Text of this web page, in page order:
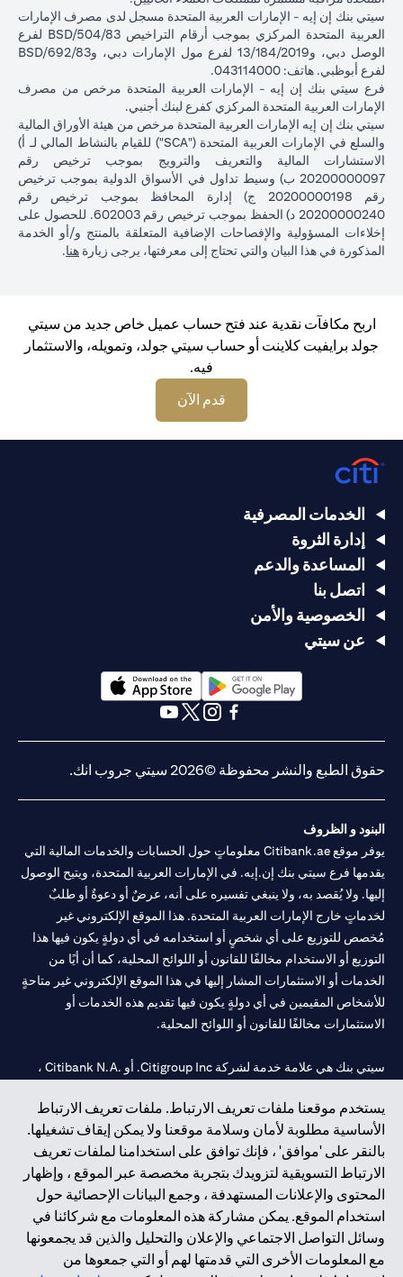
سيتي بنك إن إيه - الإمارات العربية المتحدة مسجل لدى مصرف الإمارات
العربية المتحدة المركزي بموجب أرقام التراخيص BSD/504/83 لفرع
الوصل دبي، و13/184/2019 لفرع مول الإمارات دبي، وBSD/692/83
لفرع أبوظبي. هاتف: 043114000.
فرع سيتي بنك إن إيه - الإمارات العربية المتحدة مرخص من مصرف
الإمارات العربية المتحدة المركزي كفرع لبنك أجنبي.
سيتي بنك إن إيه الإمارات العربية المتحدة مرخص من هيئة الأوراق المالية
والسلع في الإمارات العربية المتحدة ("SCA") للقيام بالنشاط المالي لـ أ)
الاستشارات المالية والتعريف والترويج بموجب ترخيص رقم
20200000097 ب) وسيط تداول في الأسواق الدولية بموجب ترخيص
رقم 20200000198 ج) إدارة المحافظ بموجب ترخيص رقم
20200000240 د) الحفظ بموجب ترخيص رقم 602003. للحصول على
إخلاءات المسؤولية والإفصاحات الإضافية المتعلقة بالمنتج و/أو الخدمة
المذكورة في هذا البيان والتي تحتاج إلى معرفتها، يرجى زيارة هنا.
اربح مكافآت نقدية عند فتح حساب عميل خاص جديد من سيتي
جولد برايفيت كلاينت أو حساب سيتي جولد، وتمويله، والاستثمار
فيه.
قدم الآن
يستخدم موقعنا ملفات تعريف الارتباط. ملفات تعريف الارتباط
الأساسية مطلوبة لأمان وسلامة موقعنا ولا يمكن إيقاف تشغيلها.
بالنقر على 'موافق' ، فإنك توافق على استخدامنا لملفات تعريف
الارتباط التسويقية لتزويدك بتجربة مخصصة عبر الموقع ، وإظهار
المحتوى والإعلانات المستهدفة ، وجمع البيانات الإحصائية حول
استخدام الموقع. يمكن مشاركة هذه المعلومات مع شركائنا في
وسائل التواصل الاجتماعي والإعلان والتحليل والذين قد يجمعونها
مع المعلومات الأخرى التي قدمتها لهم أو التي جمعوها من
الخدمات المصرفية
إدارة الثروة
المساعدة والدعم
اتصل بنا
الخصوصية والأمن
عن سيتي
opens in a new tab
opens in a new tab
حقوق الطبع والنشر محفوظة ©2026 سيتي جروب انك.
البنود و الظروف
يوفر موقع Citibank.ae معلوماتٍ حول الحسابات والخدمات المالية التي
يقدمها فرع سيتي بنك إن.إيه. في الإمارات العربية المتحدة، ويتيح الوصول
إليها. ولا يُقصد به، ولا ينبغي تفسيره على أنه، عرضٌ أو دعوةٌ أو طلبٌ
لخدماتٍ خارج الإمارات العربية المتحدة. هذا الموقع الإلكتروني غير
مُخصص للتوزيع على أي شخصٍ أو استخدامه في أي دولةٍ يكون فيها هذا
التوزيع أو الاستخدام مخالفًا للقانون أو اللوائح المحلية، كما أن أيًا من
الخدمات أو الاستثمارات المشار إليها في هذا الموقع الإلكتروني غير متاحةٍ
للأشخاص المقيمين في أي دولةٍ يكون فيها تقديم هذه الخدمات أو
الاستثمارات مخالفًا للقانون أو اللوائح المحلية.
سيتي بنك هي علامة خدمة لشركة Citigroup Inc. أو .Citibank N.A ،
سيتي بنك إن. إيه. الإمارات مسجل لدى مصرف الإمارات المركزي تحت
أرقام التراخيص 202563 لفرع الوصل في دبي، 531989 لفرع مول
الإمارات في دبي، و CN-1002019 لفرع أبوظبي. هاتف: 4000 311 04.
فرع سيتي بنك إن إيه - الإمارات العربية المتحدة مرخص من مصرف
الإمارات العربية المتحدة المركزي كفرع لبنك أجنبي.
سيتي بنك إن إيه الإمارات العربية المتحدة مرخص من هيئة الأوراق المالية
والسلع في الإمارات العربية المتحدة ("SCA") للقيام بالنشاط المالي لـ أ)